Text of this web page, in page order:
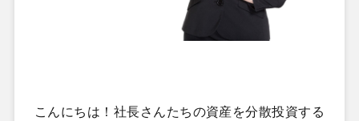
こんにちは！社長さんたちの資産を分散投資する